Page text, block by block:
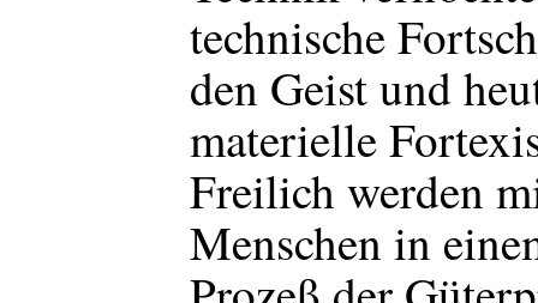
technische
den Geist und
materielle
Freilich werden
Menschen in